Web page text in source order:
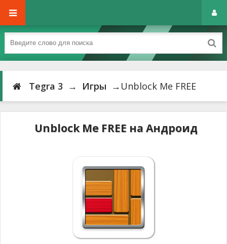
Tegra 3 → Игры →Unblock Me FREE
Unblock Me FREE на Андроид